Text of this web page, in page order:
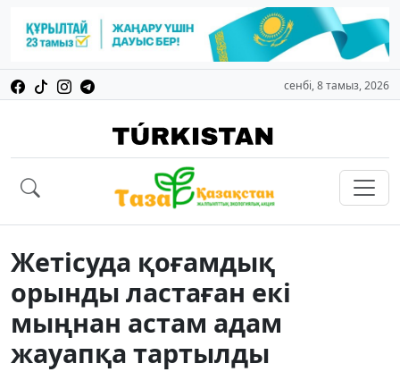
сенбі, 8 тамыз, 2026
Жетісуда қоғамдық
орынды ластаған екі
мыңнан астам адам
жауапқа тартылды